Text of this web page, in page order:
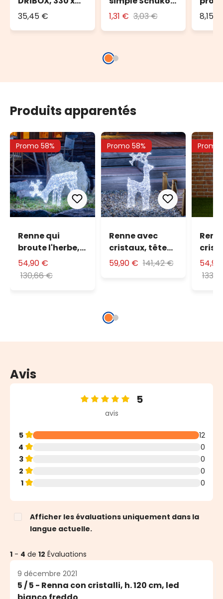
230 x 140 mm
35,45 €
avec fiche 16A
1,31 € 3,03 € 8,15 €
Produits apparentés
Promo 58%
Renne qui
broute l'herbe,
h. 50 cm, LED
blanc froid
54,90 €
130,66 €
Promo 58%
Renne avec
cristaux, tête
tournante h. 90
59,90 € 141,42 €
Promo
cm,
Avis
Note moyenne de 5 sur 5 étoiles
5
avis
5
12
4
0
3
0
2
0
1
0
Afficher les évaluations uniquement dans la
langue actuelle.
1 - 4 de 12 Évaluations
9 décembre 2021
5 / 5 - Renna con cristalli, h. 120 cm, led